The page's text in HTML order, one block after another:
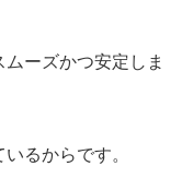
ーズかつ安定しま
るからです。